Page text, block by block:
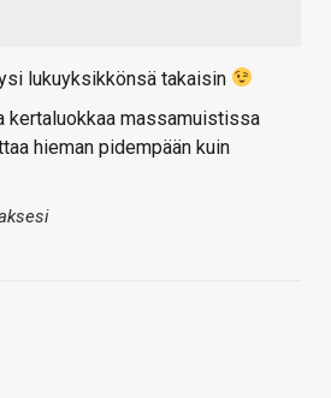
lukuyksikkönsä takaisin
kertaluokkaa massamuistissa
hieman pidempään kuin